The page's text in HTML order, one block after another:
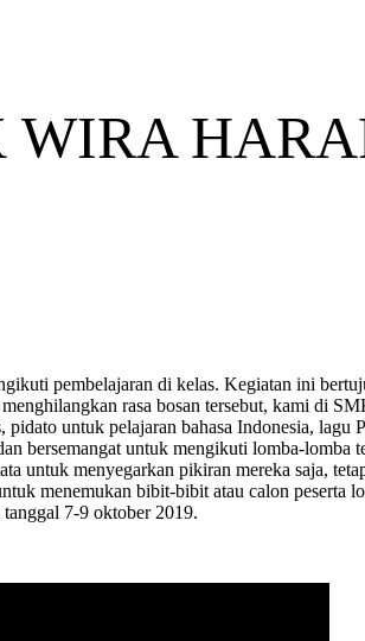
WIRA
pembelajaran di kelas. Kegiatan ini
rasa bosan tersebut, kami di
pidato untuk pelajaran bahasa Indonesia, lagu
bersemangat untuk mengikuti lomba-lomba
untuk menyegarkan pikiran mereka saja,
menemukan bibit-bibit atau calon peserta
7-9 oktober 2019.